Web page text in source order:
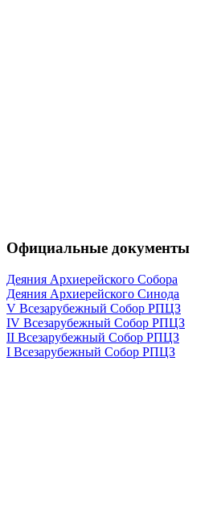
Официальные документы
Деяния Архиерейского Собора
Деяния Архиерейского Синода
V Всезарубежный Собор РПЦЗ
IV Всезарубежный Собор РПЦЗ
II Всезарубежный Собор РПЦЗ
I Всезарубежный Собор РПЦЗ